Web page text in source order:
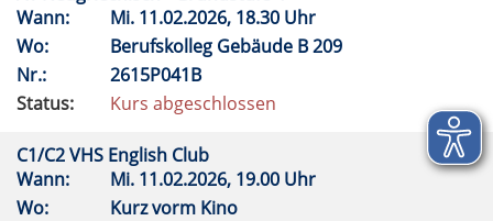
Wann:
Mi. 11.02.2026, 18.30 Uhr
Wo:
Berufskolleg Gebäude B 209
Nr.:
2615P041B
Status:
Kurs abgeschlossen
C1/C2 VHS English Club
Wann:
Mi. 11.02.2026, 19.00 Uhr
Wo:
Kurz vorm Kino